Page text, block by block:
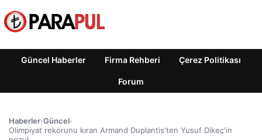
Güncel Haberler Firma Rehberi Çerez Politikası
Forum
Haberler›Güncel›
Olimpiyat rekorunu kıran Armand Duplantis'ten Yusuf Dikeç'in